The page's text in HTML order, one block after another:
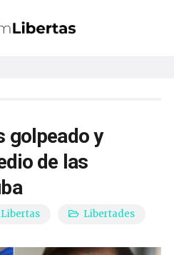
golpeado y
de las
Libertades